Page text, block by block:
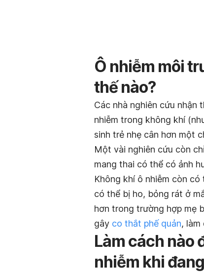
Ô nhiễm môi
thế nào?
Các nhà nghiên cứu nhận
nhiễm trong không khí
sinh trẻ nhẹ cân hơn một
Một vài nghiên cứu còn
mang thai có thể có ảnh
Không khí ô nhiễm còn
có thể bị ho, bỏng rát ở
hơn trong trường hợp mẹ
gây co thắt phế quản, làm
Làm cách nào
nhiễm khi